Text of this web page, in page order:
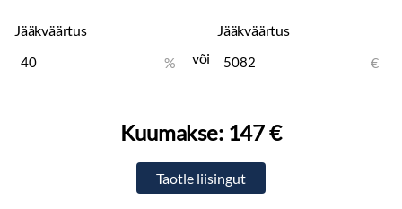
Jääkväärtus
%
või
Jääkväärtus
€
Kuumakse: 147 €